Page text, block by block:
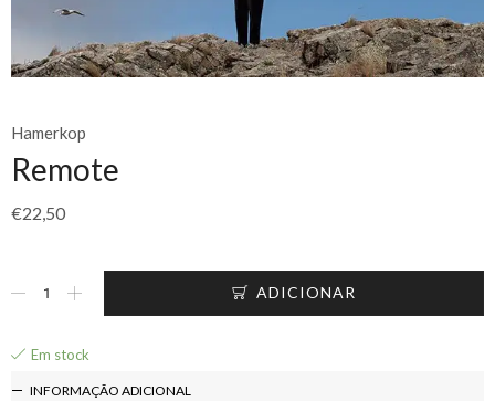
Hamerkop
Remote
€22,50
ADICIONAR
Em stock
INFORMAÇÃO ADICIONAL